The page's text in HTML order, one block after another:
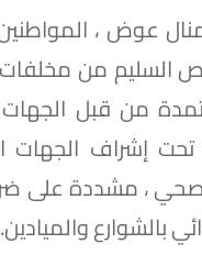
عوض ،
من مخلفات
من قبل
إشراف الجهات
، مشددة على ضرورة
بالشوارع والميادين.